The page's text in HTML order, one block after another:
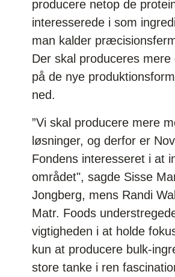
producere netop de
interesserede i som
man kalder
Der skal produceres mere
på de nye
ned.
”Vi skal producere mere
løsninger, og derfor er
Fondens interesseret i at
området", sagde Sisse
Jongberg, mens Randi
Matr. Foods
vigtigheden i at holde
kun at producere bulk-
store tanke i ren